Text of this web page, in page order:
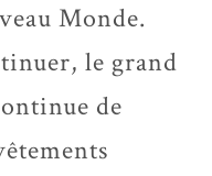
Monde.
le grand
de